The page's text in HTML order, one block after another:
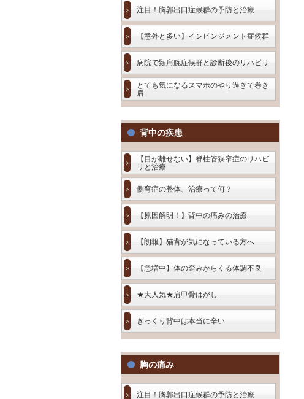
注目！胸郭出口症候群の予防と治療
【意外と多い】インピンジメント症候群
病院で頚肩腕症候群と診断後のリハビリ
とても気になるスマホのやり過ぎで巻き
肩
背中の疾患
【目が離せない】脊柱管狭窄症のリハビ
リと治療
側弯症の整体、治療って何？
【原因解明！】背中の痛みの治療
【朗報】猫背が気になっている方へ
【急増中】体の歪みからくる体調不良
★大人気★肩甲骨はがし
ぎっくり背中は本当に辛い
胸の痛み
注目！胸郭出口症候群の予防と治療